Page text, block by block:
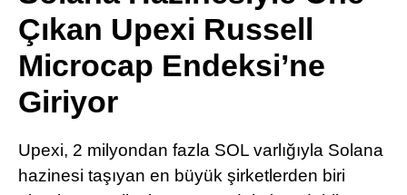
TikTok
Çıkan Upexi Russell
Microcap Endeksi’ne
Giriyor
Upexi, 2 milyondan fazla SOL varlığıyla Solana
hazinesi taşıyan en büyük şirketlerden biri